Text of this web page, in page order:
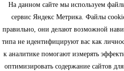
На данном сайте мы используем
сервис Яндекс Метрика. Файлы
правильно, они делают возможной
типа не идентифицируют вас как
к аналитике помогают измерять
оптимизировать содержание сайтов
Информация